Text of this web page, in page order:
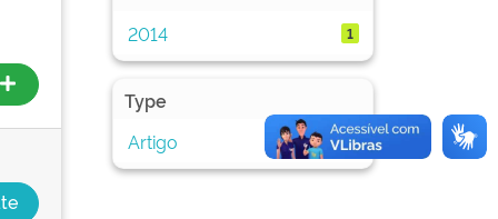
2014
1
Type
Artigo
1